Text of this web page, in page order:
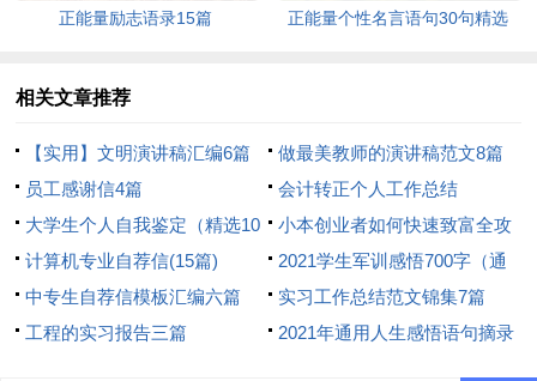
正能量励志语录15篇 正能量个性名言语句30句精选
相关文章推荐
【实用】文明演讲稿汇编6篇
做最美教师的演讲稿范文8篇
员工感谢信4篇
会计转正个人工作总结
大学生个人自我鉴定（精选10
篇）
小本创业者如何快速致富全攻
略
计算机专业自荐信(15篇)
2021学生军训感悟700字（通
用6篇）
中专生自荐信模板汇编六篇
实习工作总结范文锦集7篇
工程的实习报告三篇
2021年通用人生感悟语句摘录